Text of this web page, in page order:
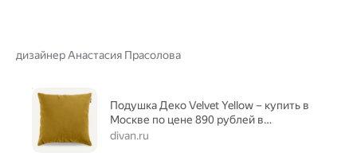
дизайнер Анастасия Прасолова
Подушка Деко Velvet Yellow – купить в
Москве по цене 890 рублей в
интернет-магазине
divan.ru